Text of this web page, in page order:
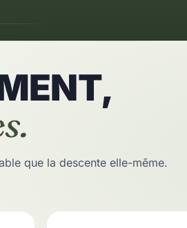
que la descente elle-même.